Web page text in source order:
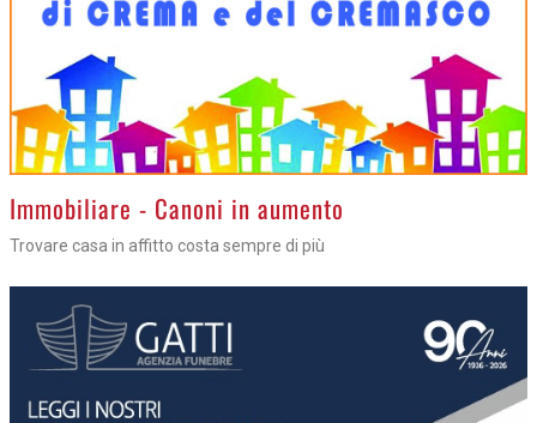
Immobiliare - Canoni in aumento
Trovare casa in affitto costa sempre di più